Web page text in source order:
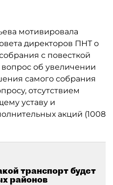
мотивировала
директоров ПНТ о
с повесткой
об увеличении
самого собрания
отсутствием
уставу и
акций (1008
транспорт будет
районов